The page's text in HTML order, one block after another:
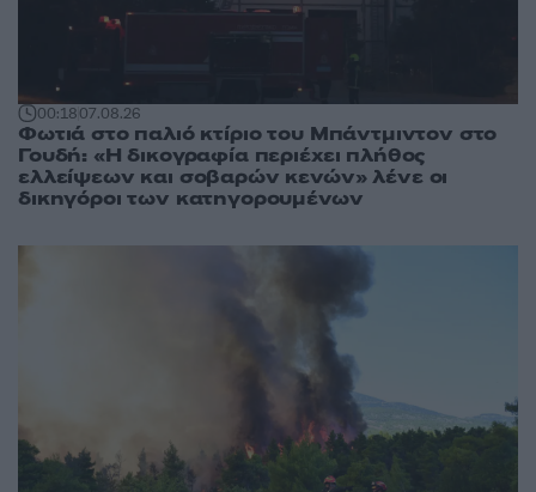
00:1807.08.26
Φωτιά στο παλιό κτίριο του Μπάντμιντον στο
Γουδή: «Η δικογραφία περιέχει πλήθος
ελλείψεων και σοβαρών κενών» λένε οι
δικηγόροι των κατηγορουμένων